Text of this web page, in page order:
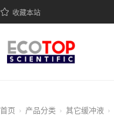
收藏本站
首页 产品分类 其它缓冲液